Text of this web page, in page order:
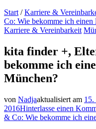
Start / Karriere &
Co: Wie bekomme ich
Karriere & Vereinbarkeit
kita finder +,
bekomme ich
München?
von Nadjaaktualisiert am 15.
2016Hinterlasse einen
& Co: Wie bekomme ich